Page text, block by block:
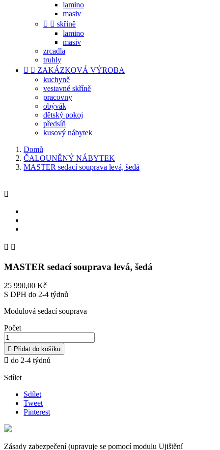
lamino
masiv
  skříně
lamino
masiv
zrcadla
truhly
  ZAKÁZKOVÁ VÝROBA
kuchyně
vestavné skříně
pracovny
obývák
dětský pokoj
předsíň
kusový nábytek
Domů
ČALOUNĚNÝ NÁBYTEK
MASTER sedací souprava levá, šedá

 
MASTER sedací souprava levá, šedá
25 990,00 Kč
S DPH do 2-4 týdnů
Modulová sedací souprava
Počet
 Přidat do košíku
 do 2-4 týdnů
Sdílet
Sdílet
Tweet
Pinterest
Zásady zabezpečení (upravuje se pomocí modulu Ujištění